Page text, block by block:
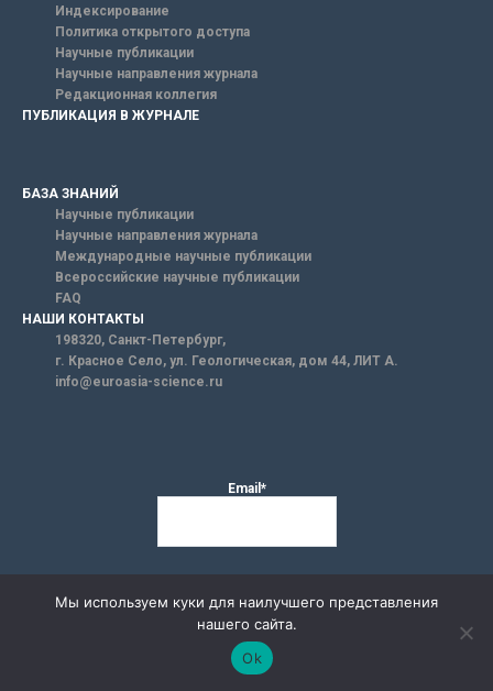
Индексирование
Политика открытого доступа
Научные публикации
Научные направления журнала
Редакционная коллегия
ПУБЛИКАЦИЯ В ЖУРНАЛЕ
БАЗА ЗНАНИЙ
Научные публикации
Научные направления журнала
Международные научные публикации
Всероссийские научные публикации
FAQ
НАШИ КОНТАКТЫ
198320, Санкт-Петербург,
г. Красное Село, ул. Геологическая, дом 44, ЛИТ А.
info@euroasia-science.ru
Email*
Мы используем куки для наилучшего представления
нашего сайта.
Ok